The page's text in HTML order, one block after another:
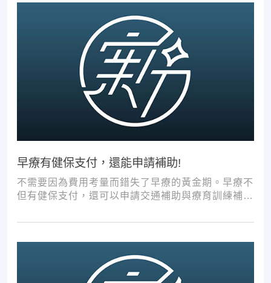
早療有健保支付，還能申請補助!
不需要因為費用考量而錯失了早療的黃金期。早療不
但有健保支付，還可以申請交通補助與療育訓練補